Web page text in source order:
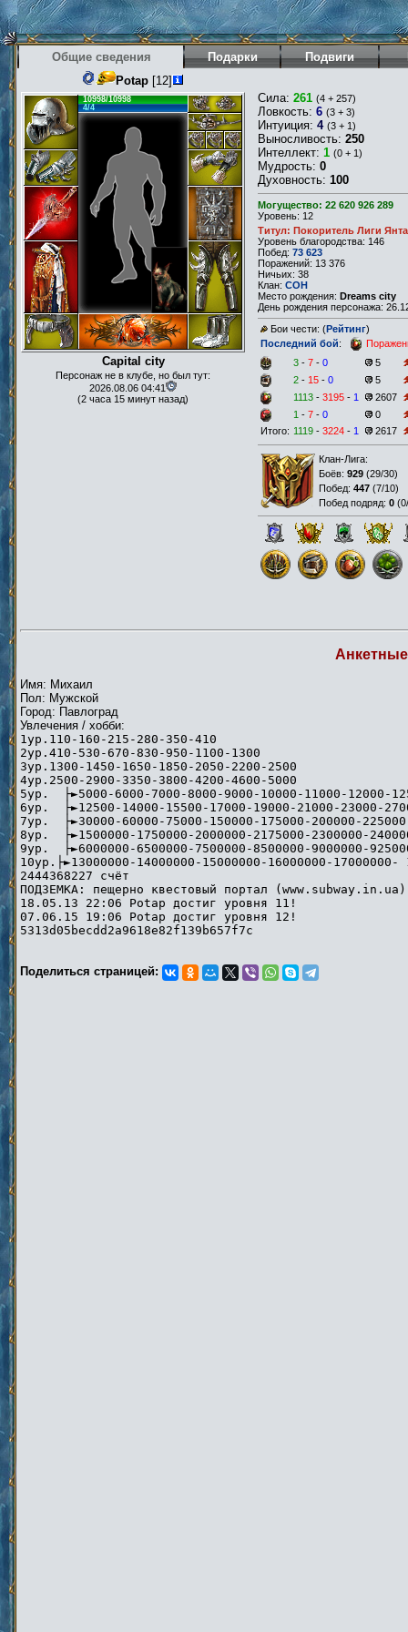
Общие сведения Подарки Подвиги
Potap [12]
10998/10998
4/4
Capital city
Персонаж не в клубе, но был тут:
2026.08.06 04:41
(2 часа 15 минут назад)
Сила: 261 (4 + 257)
Ловкость: 6 (3 + 3)
Интуиция: 4 (3 + 1)
Выносливость: 250
Интеллект: 1 (0 + 1)
Мудрость: 0
Духовность: 100
Могущество: 22 620 926 289
Уровень: 12
Титул: Покоритель Лиги
Уровень благородства: 146
Побед: 73 623
Поражений: 13 376
Ничьих: 38
Клан: COH
Место рождения: Dreams city
День рождения персонажа:
Бои чести: (Рейтинг)
Последний бой:
3 - 7 - 0
5
2 - 15 - 0
5
1113 - 3195 - 1
2607
1 - 7 - 0
0
Итого: 1119 - 3224 - 1 2617
Клан-Лига:
Боёв: 929 (29/30)
Побед: 447 (7/10)
Побед подряд: 0 (
Имя: Михаил
Пол: Мужской
Город: Павлоград
Увлечения / хобби:
1ур.110-160-215-280-350-410
2ур.410-530-670-830-950-1100-1300
3ур.1300-1450-1650-1850-2050-2200-2500
4ур.2500-2900-3350-3800-4200-4600-5000
5ур. ├►5000-6000-7000-8000-9000-10000-11000-12000-
6ур. ├►12500-14000-15500-17000-19000-21000-23000-
7ур. ├►30000-60000-75000-150000-175000-200000-
8ур. ├►1500000-1750000-2000000-2175000-2300000-
9ур. ├►6000000-6500000-7500000-8500000-9000000-
10ур.├►13000000-14000000-15000000-16000000-
2444368227 счёт
ПОДЗЕМКА: пещерно квестовый портал (www.subway.in.ua)
18.05.13 22:06 Potap достиг уровня 11!
07.06.15 19:06 Potap достиг уровня 12!
5313d05becdd2a9618e82f139b657f7c
Поделиться страницей: